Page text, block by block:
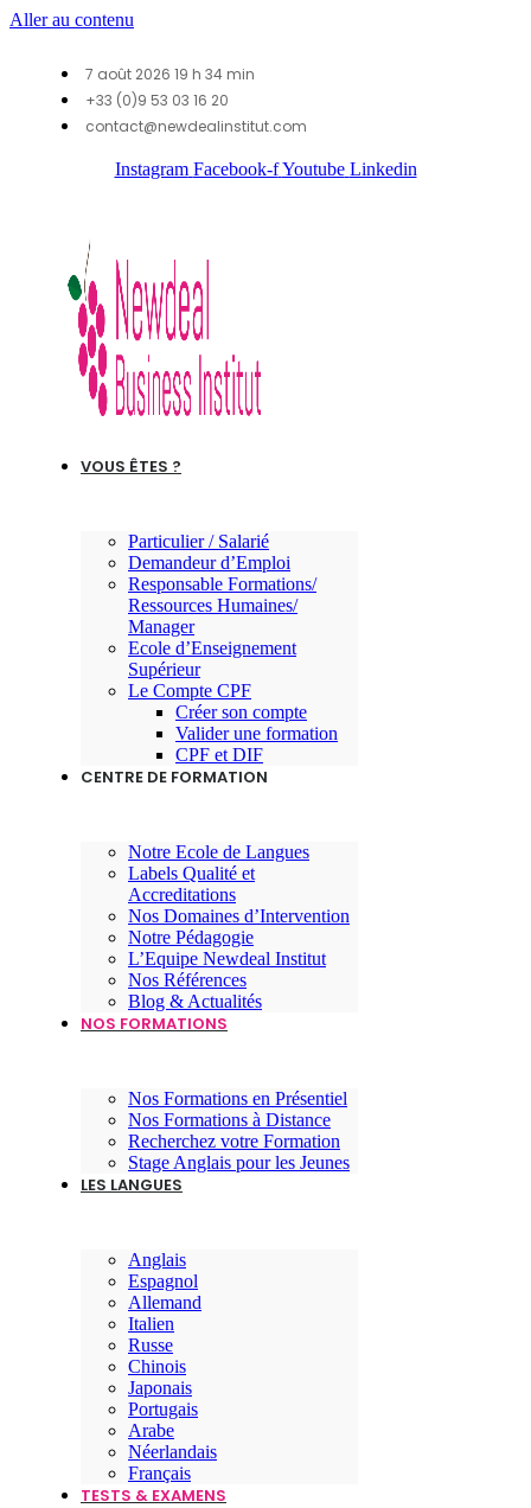
Aller au contenu
7 août 2026 19 h 34 min
+33 (0)9 53 03 16 20
contact@newdealinstitut.com
Instagram Facebook-f Youtube Linkedin
VOUS ÊTES ?
Particulier / Salarié
Demandeur d’Emploi
Responsable Formations/
Ressources Humaines/
Manager
Ecole d’Enseignement
Supérieur
Le Compte CPF
Créer son compte
Valider une formation
CPF et DIF
CENTRE DE FORMATION
Notre Ecole de Langues
Labels Qualité et
Accreditations
Nos Domaines d’Intervention
Notre Pédagogie
L’Equipe Newdeal Institut
Nos Références
Blog & Actualités
NOS FORMATIONS
Nos Formations en Présentiel
Nos Formations à Distance
Recherchez votre Formation
Stage Anglais pour les Jeunes
LES LANGUES
Anglais
Espagnol
Allemand
Italien
Russe
Chinois
Japonais
Portugais
Arabe
Néerlandais
Français
TESTS & EXAMENS